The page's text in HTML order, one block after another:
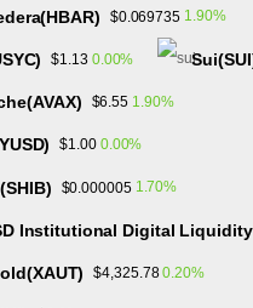
$0.069735 1.90%
$1.13 0.00%
$6.55 1.90%
$1.00 0.00%
$0.000005 1.70%
Institutional Digital
$4,325.78 0.20%